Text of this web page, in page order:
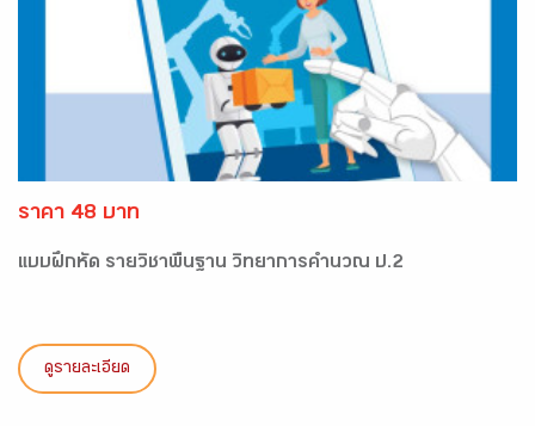
ราคา 48 บาท
แบบฝึกหัด รายวิชาพื้นฐาน วิทยาการคำนวณ ป.2
ดูรายละเอียด